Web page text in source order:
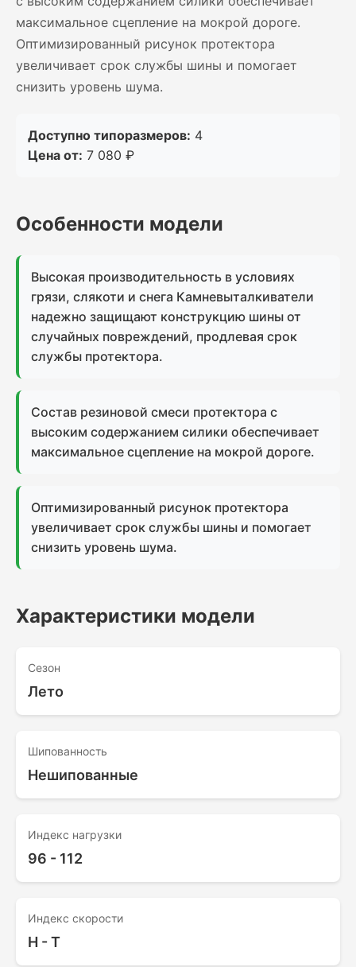
максимальное сцепление на мокрой дороге.
Оптимизированный рисунок протектора
увеличивает срок службы шины и помогает
снизить уровень шума.
Доступно типоразмеров: 4
Цена от: 7 080 ₽
Особенности модели
Высокая производительность в условиях
грязи, слякоти и снега Камневыталкиватели
надежно защищают конструкцию шины от
случайных повреждений, продлевая срок
службы протектора.
Состав резиновой смеси протектора с
высоким содержанием силики обеспечивает
максимальное сцепление на мокрой дороге.
Оптимизированный рисунок протектора
увеличивает срок службы шины и помогает
снизить уровень шума.
Характеристики модели
Сезон
Лето
Шипованность
Нешипованные
Индекс нагрузки
96 - 112
Индекс скорости
H - T